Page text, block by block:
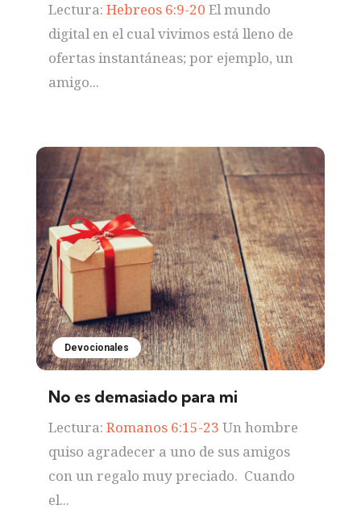
Lectura: Hebreos 6:9-20 El mundo
digital en el cual vivimos está lleno de
ofertas instantáneas; por ejemplo, un
amigo...
Devocionales
No es demasiado para mi
Lectura: Romanos 6:15-23 Un hombre
quiso agradecer a uno de sus amigos
con un regalo muy preciado. Cuando
el...